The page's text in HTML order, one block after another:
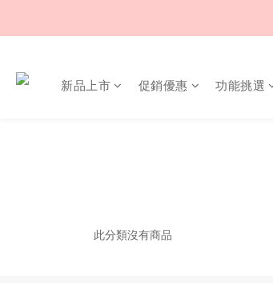
新品上市 促銷優惠 功能挑選
此分類沒有商品